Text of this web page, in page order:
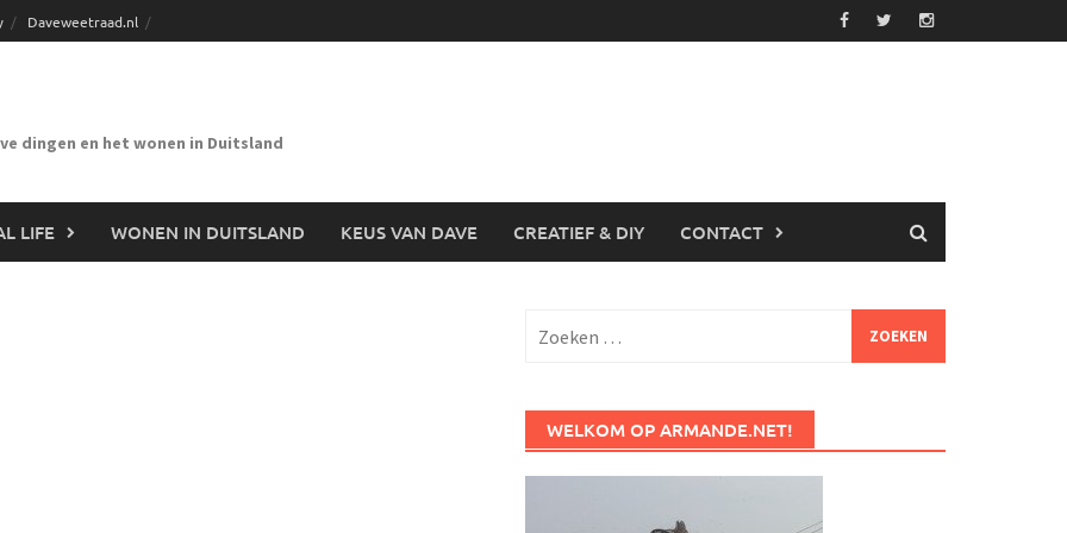
Daveweetraad.nl
dingen en het wonen in Duitsland
LIFE WONEN IN DUITSLAND KEUS VAN DAVE CREATIEF & DIY CONTACT
naar:
WELKOM OP ARMANDE.NET!